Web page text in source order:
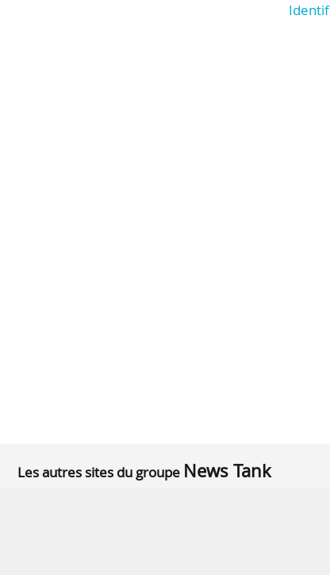
Les autres sites du groupe News Tank